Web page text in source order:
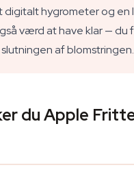
digitalt hygrometer og en
værd at have klar — du
af blomstringen.
du Apple